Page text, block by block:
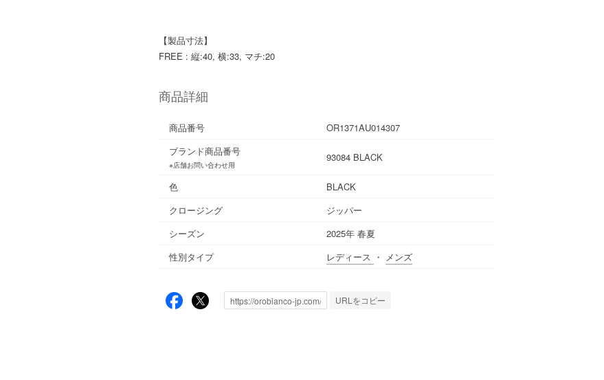
【製品寸法】
FREE : 縦:40, 横:33, マチ:20
商品詳細
商品番号
OR1371AU014307
ブランド商品番号
※店舗お問い合わせ用
93084 BLACK
色
BLACK
クロージング
ジッパー
シーズン
2025年 春夏
性別タイプ
レディース ・ メンズ
URLをコピー